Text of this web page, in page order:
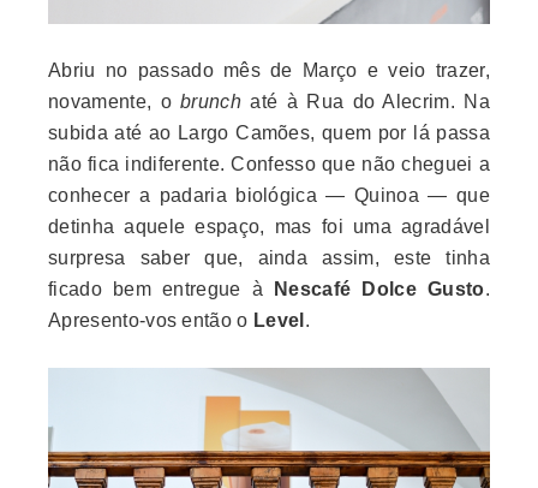
Abriu no passado mês de Março e veio trazer,
novamente, obrunch até à Rua do Alecrim. Na
subida até ao Largo Camões, quem por lá passa
não fica indiferente. Confesso que não cheguei a
conhecer a padaria biológica — Quinoa — que
detinha aquele espaço, mas foi uma agradável
surpresa saber que, ainda assim, este tinha
ficado bem entregue à
Nescafé Dolce Gusto.
Apresento-vos então o Level .